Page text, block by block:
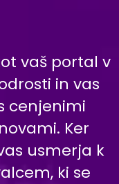
vaš portal v
in vas
cenjenimi
Ker
usmerja k
ki se